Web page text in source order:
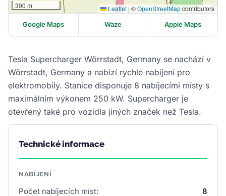
Tesla Supercharger Wörrstadt, Germany se nachází v
Wörrstadt, Germany a nabízí rychlé nabíjení pro
elektromobily. Stanice disponuje 8 nabíjecími místy s
maximálním výkonem 250 kW. Supercharger je
otevřený také pro vozidla jiných značek než Tesla.
Technické informace
NABÍJENÍ
Počet nabíjecích míst:
8
300 m Leaflet | ©OpenStreetMapcontributors
Google Maps Waze Apple Maps